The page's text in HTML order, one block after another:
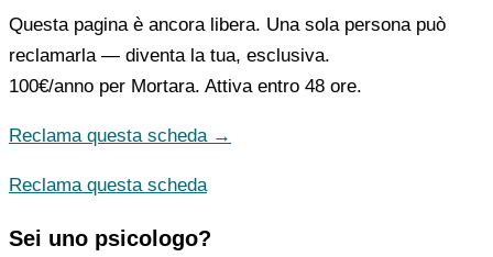
Questa pagina è ancora libera. Una sola persona può
reclamarla — diventa la tua, esclusiva.
100€/anno per Mortara. Attiva entro 48 ore.
Reclama questa scheda →
Reclama questa scheda
Sei uno psicologo?